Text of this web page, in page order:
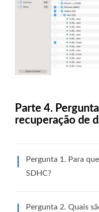
Parte 4.
recuperação de
Pergunta 1. Para
SDHC?
Pergunta 2. Quais